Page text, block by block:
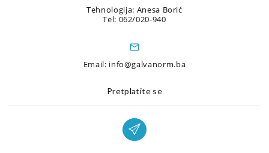
Tehnologija: Anesa Borić
Tel: 062/020-940
Email: info@galvanorm.ba
Pretplatite se